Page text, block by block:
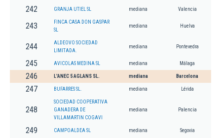
242 GRANJA UTIEL SL mediana Valencia
243
FINCA CASA DON GASPAR
SL
mediana Huelva
244
ALDEOVO SOCIEDAD
LIMITADA.
mediana Pontevedra
245 AVICOLAS MEDINA SL mediana Málaga
246 L'ANEC 5 AGLANS SL. mediana Barcelona
247 BUFARRES SL. mediana Lérida
248
SOCIEDAD COOPERATIVA
GANADERA DE
VILLAMARTIN COGAVI
mediana Palencia
249 CAMPOALDEA SL mediana Segovia